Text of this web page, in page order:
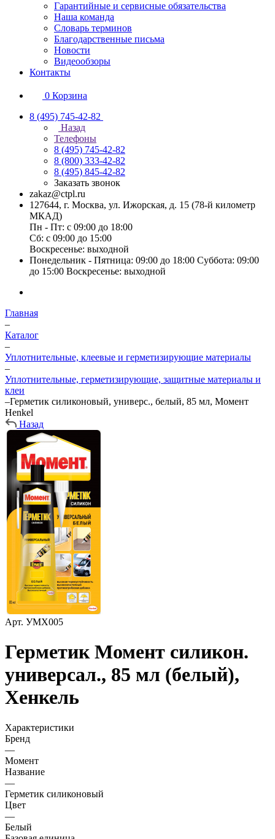
Гарантийные и сервисные обязательства
Наша команда
Словарь терминов
Благодарственные письма
Новости
Видеообзоры
Контакты
0 Корзина
8 (495) 745-42-82
Назад
Телефоны
8 (495) 745-42-82
8 (800) 333-42-82
8 (495) 845-42-82
Заказать звонок
zakaz@ctpl.ru
127644, г. Москва, ул. Ижорская, д. 15 (78-й километр
МКАД)
Пн - Пт: с 09:00 до 18:00
Сб: с 09:00 до 15:00
Воскресенье: выходной
Понедельник - Пятница: 09:00 до 18:00 Суббота: 09:00
до 15:00 Воскресенье: выходной
Главная
–
Каталог
–
Уплотнительные, клеевые и герметизирующие материалы
–
Уплотнительные, герметизирующие, защитные материалы и
клеи
–Герметик силиконовый, универс., белый, 85 мл, Момент
Henkel
Назад
Арт. УМХ005
Герметик Момент силикон.
универсал., 85 мл (белый),
Хенкель
Характеристики
Бренд
—
Момент
Название
—
Герметик силиконовый
Цвет
—
Белый